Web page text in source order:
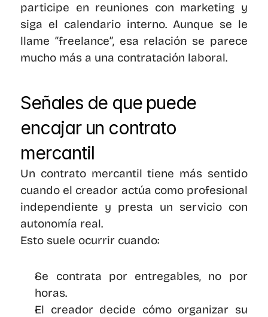
participe en reuniones con marketing y
siga el calendario interno. Aunque se le
llame “freelance”, esa relación se parece
mucho más a una contratación laboral.
Señales de que puede
encajar un contrato
mercantil
Un contrato mercantil tiene más sentido
cuando el creador actúa como profesional
independiente y presta un servicio con
autonomía real.
Esto suele ocurrir cuando:
Se contrata por entregables, no por
horas.
El creador decide cómo organizar su